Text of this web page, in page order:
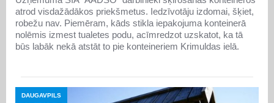
atrod visdažādākos priekšmetus. Iedzīvotāju izdomai, šķiet,
robežu nav. Piemēram, kāds stikla iepakojuma konteinerā
nolēmis izmest tualetes podu, acīmredzot uzskatot, ka tā
būs labāk nekā atstāt to pie konteineriem Krimuldas ielā.
DAUGAVPILS